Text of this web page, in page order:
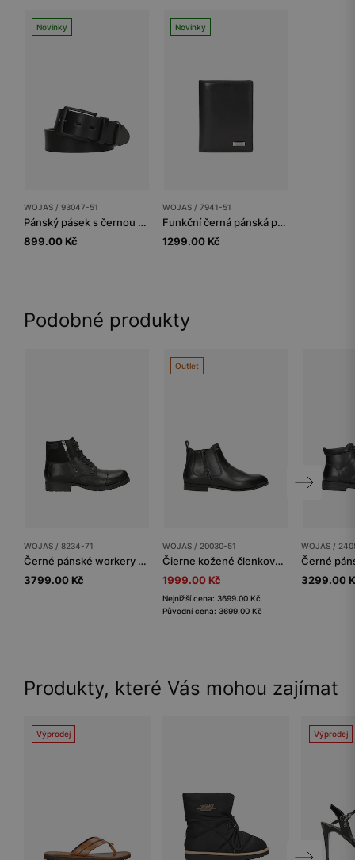
Novinky
WOJAS / 93047-51
Pánský pásek s černou přezkou
899.00 Kč
Novinky
WOJAS / 7941-51
Funkční černá pánská peněženka
1299.00 Kč
Podobné produkty
WOJAS / 8234-71
Černé pánské workery z kombinovaných kůží
3799.00 Kč
Outlet
WOJAS / 20030-51
Čierne kožené členkové topánky s zipsom
1999.00 Kč
Nejnižší cena: 3699.00 Kč
Původní cena: 3699.00 Kč
WOJAS /
3299.00
Produkty, které Vás mohou zajímat
Výprodej Výprodej